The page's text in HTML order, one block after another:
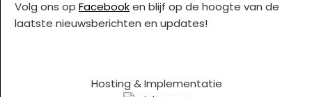
Volg ons op Facebooken blijf op de hoogte van de
laatste nieuwsberichten en updates!
Hosting & Implementatie